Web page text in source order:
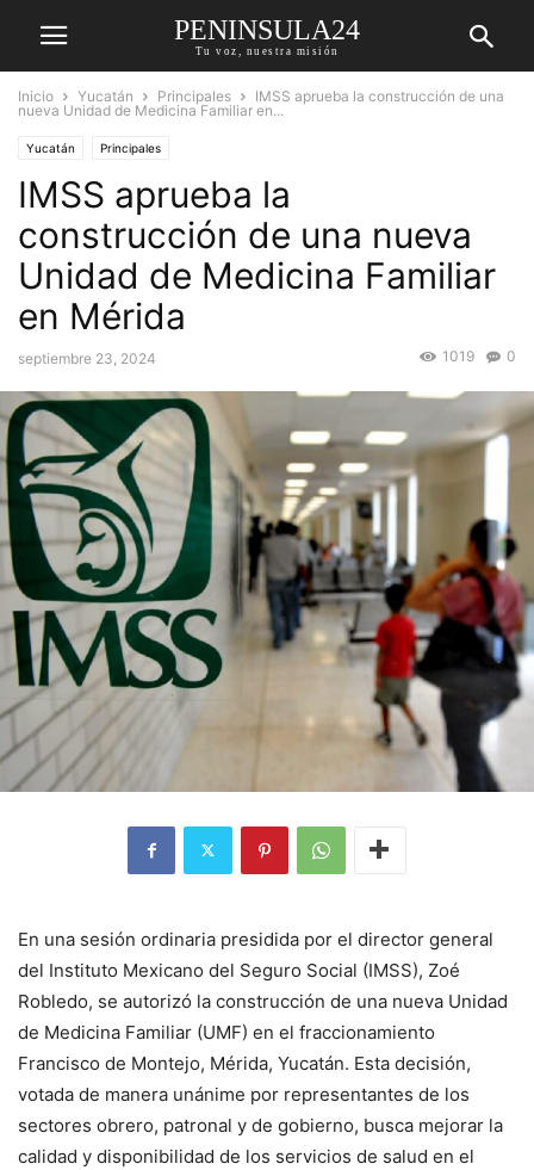
PENINSULA24
Tu voz, nuestra misión
Inicio Yucatán Principales
IMSS aprueba la construcción de una
nueva Unidad de Medicina Familiar en...
Yucatán Principales
IMSS aprueba la
construcción de una nueva
Unidad de Medicina Familiar
en Mérida
septiembre 23, 2024 0
1019
En una sesión ordinaria presidida por el director general
del Instituto Mexicano del Seguro Social (IMSS), Zoé
Robledo, se autorizó la construcción de una nueva Unidad
de Medicina Familiar (UMF) en el fraccionamiento
Francisco de Montejo, Mérida, Yucatán. Esta decisión,
votada de manera unánime por representantes de los
sectores obrero, patronal y de gobierno, busca mejorar la
calidad y disponibilidad de los servicios de salud en el